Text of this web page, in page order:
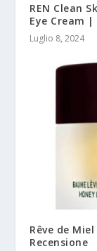
REN Clean
Eye Cream |
Luglio 8, 2024
Rêve de
Recensione